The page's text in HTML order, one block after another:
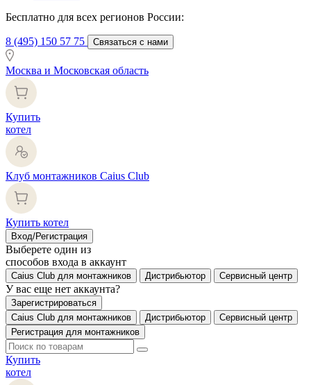
Бесплатно для всех регионов России:
8 (495) 150 57 75 Связаться с нами
Москва и Московская область
Купить
котел
Клуб монтажников Caius Club
Купить котел
Вход/Регистрация
Выберете один из
способов входа в аккаунт
Caius Club для монтажников Дистрибьютор Сервисный центр
У вас еще нет аккаунта?
Зарегистрироваться
Caius Club для монтажников
Дистрибьютор
Сервисный центр
Регистрация для монтажников
Купить
котел